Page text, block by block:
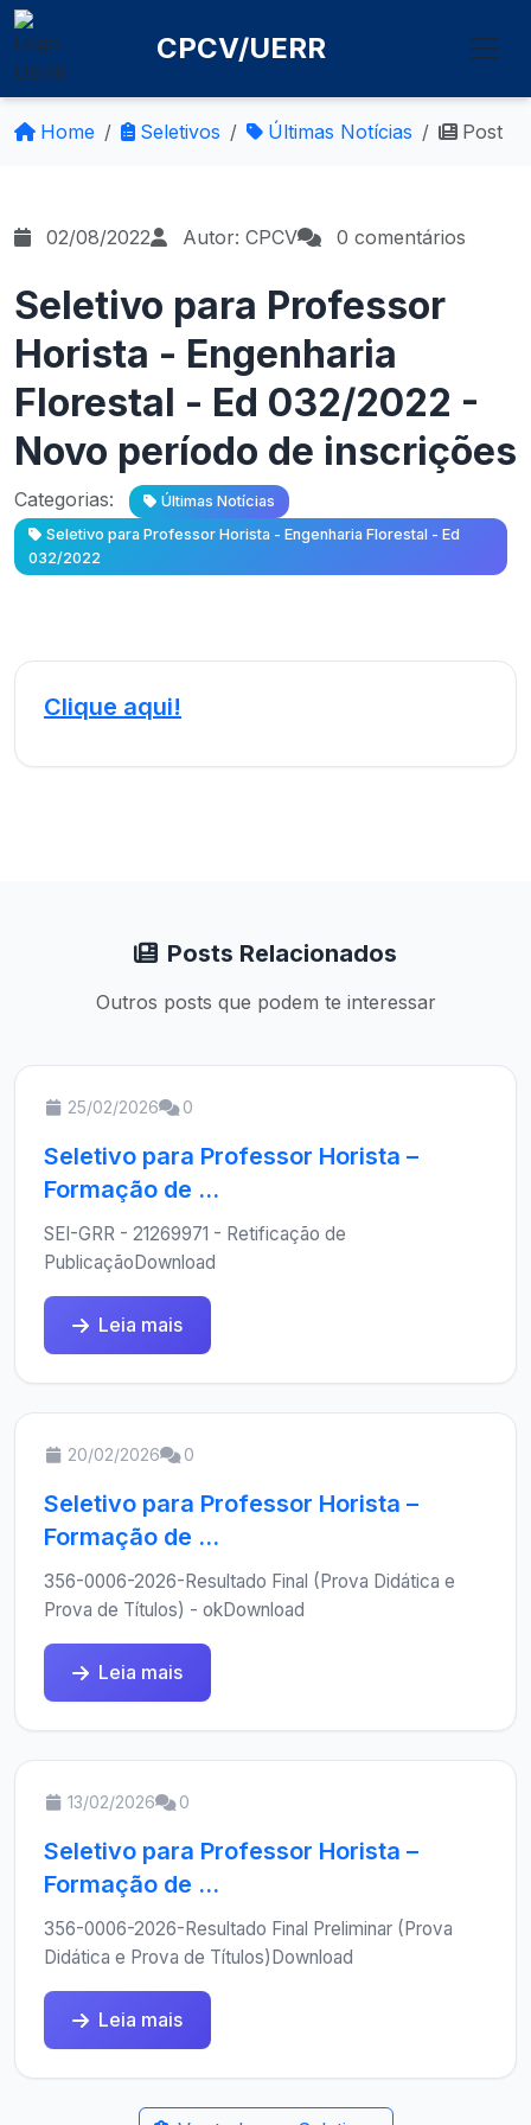
CPCV/UERR
Home Seletivos Últimas Notícias Post
02/08/2022 Autor: CPCV 0 comentários
Seletivo para Professor
Horista - Engenharia
Florestal - Ed 032/2022 -
Novo período de inscrições
Categorias:
Últimas Notícias
Seletivo para Professor Horista - Engenharia Florestal - Ed
032/2022
Clique aqui!
Posts Relacionados
Outros posts que podem te interessar
25/02/2026 0
Seletivo para Professor Horista –
Formação de ...
SEI-GRR - 21269971 - Retificação de
PublicaçãoDownload
Leia mais
20/02/2026 0
Seletivo para Professor Horista –
Formação de ...
356-0006-2026-Resultado Final (Prova Didática e
Prova de Títulos) - okDownload
Leia mais
13/02/2026 0
Seletivo para Professor Horista –
Formação de ...
356-0006-2026-Resultado Final Preliminar (Prova
Didática e Prova de Títulos)Download
Leia mais